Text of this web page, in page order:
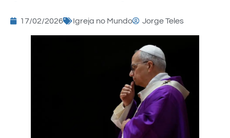
17/02/2026 Igreja no Mundo Jorge Teles